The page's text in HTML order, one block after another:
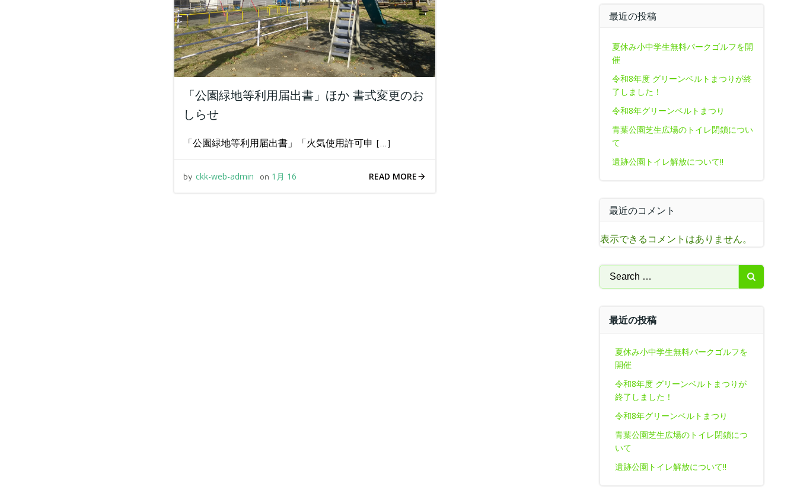
「公園緑地等利用届出書」ほか 書式変更のお
しらせ
「公園緑地等利用届出書」「火気使用許可申 […]
by ckk-web-admin on 1月 16 READ MORE
最近の投稿
夏休み小中学生無料パークゴルフを開
催
令和8年度 グリーンベルトまつりが終
了しました！
令和8年グリーンベルトまつり
青葉公園芝生広場のトイレ閉鎖につい
て
遺跡公園トイレ解放について‼
最近のコメント
表示できるコメントはありません。
Search
for:
最近の投稿
夏休み小中学生無料パークゴルフを
開催
令和8年度 グリーンベルトまつりが
終了しました！
令和8年グリーンベルトまつり
青葉公園芝生広場のトイレ閉鎖につ
いて
遺跡公園トイレ解放について‼